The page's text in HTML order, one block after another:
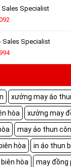
Sales Specialist
Sales Specialist
xưởng may áo
hòa
xưởng may
may áo thun
hòa
in áo thun
hòa
may đồng